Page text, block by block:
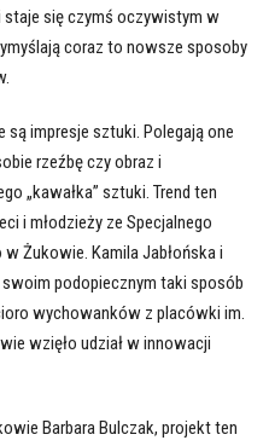
staje się czymś oczywistym w
coraz to nowsze sposoby
impresje sztuki. Polegają one
rzeźbę czy obraz i
„kawałka” sztuki. Trend ten
i młodzieży ze Specjalnego
Żukowie. Kamila Jabłońska i
podopiecznym taki sposób
wychowanków z placówki im.
wzięło udział w innowacji
Barbara Bulczak, projekt ten